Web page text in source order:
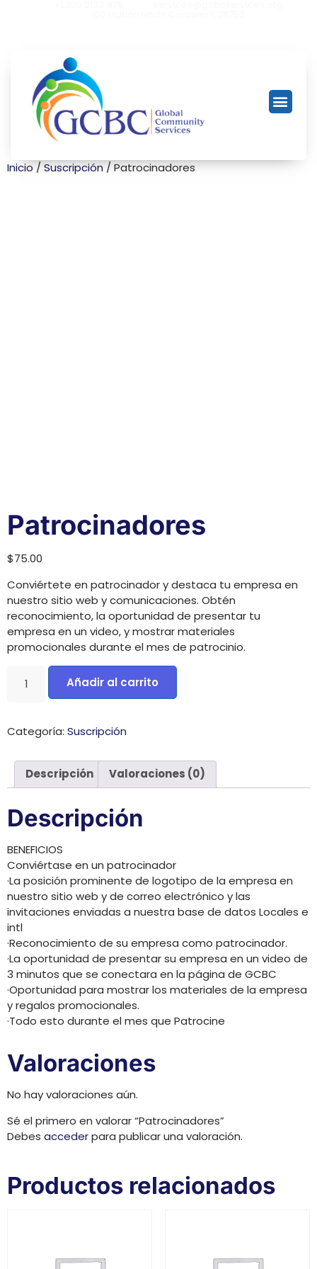
Inicio/Suscripción/ Patrocinadores
Patrocinadores
$75.00
Conviértete en patrocinador y destaca tu empresa en
nuestro sitio web y comunicaciones. Obtén
reconocimiento, la oportunidad de presentar tu
empresa en un video, y mostrar materiales
promocionales durante el mes de patrocinio.
Añadir al carrito
Categoría: Suscripción
Descripción Valoraciones (0)
Descripción
BENEFICIOS
Conviértase en un patrocinador
·La posición prominente de logotipo de la empresa en
nuestro sitio web y de correo electrónico y las
invitaciones enviadas a nuestra base de datos Locales e
intl
·Reconocimiento de su empresa como patrocinador.
·La oportunidad de presentar su empresa en un video de
3 minutos que se conectara en la página de GCBC
·Oportunidad para mostrar los materiales de la empresa
y regalos promocionales.
·Todo esto durante el mes que Patrocine
Valoraciones
No hay valoraciones aún.
Sé el primero en valorar “Patrocinadores”
Debes accederpara publicar una valoración.
Productos relacionados